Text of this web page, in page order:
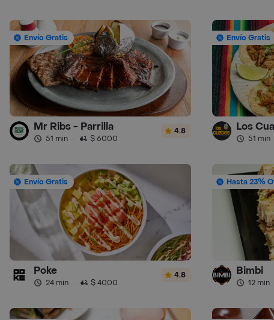
Envío Gratis
Mr Ribs - Parrilla
51 min · $ 6000
4.8
Envío Gratis
Los
51 min
Envío Gratis
Poke
24 min · $ 4000
4.8
Hasta 23%
Bimbi
12 min